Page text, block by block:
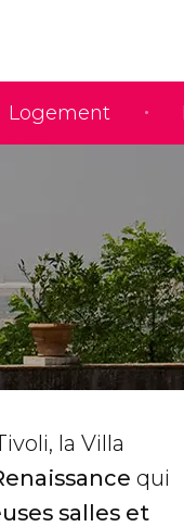
Logement
la Villa
qui
salles et